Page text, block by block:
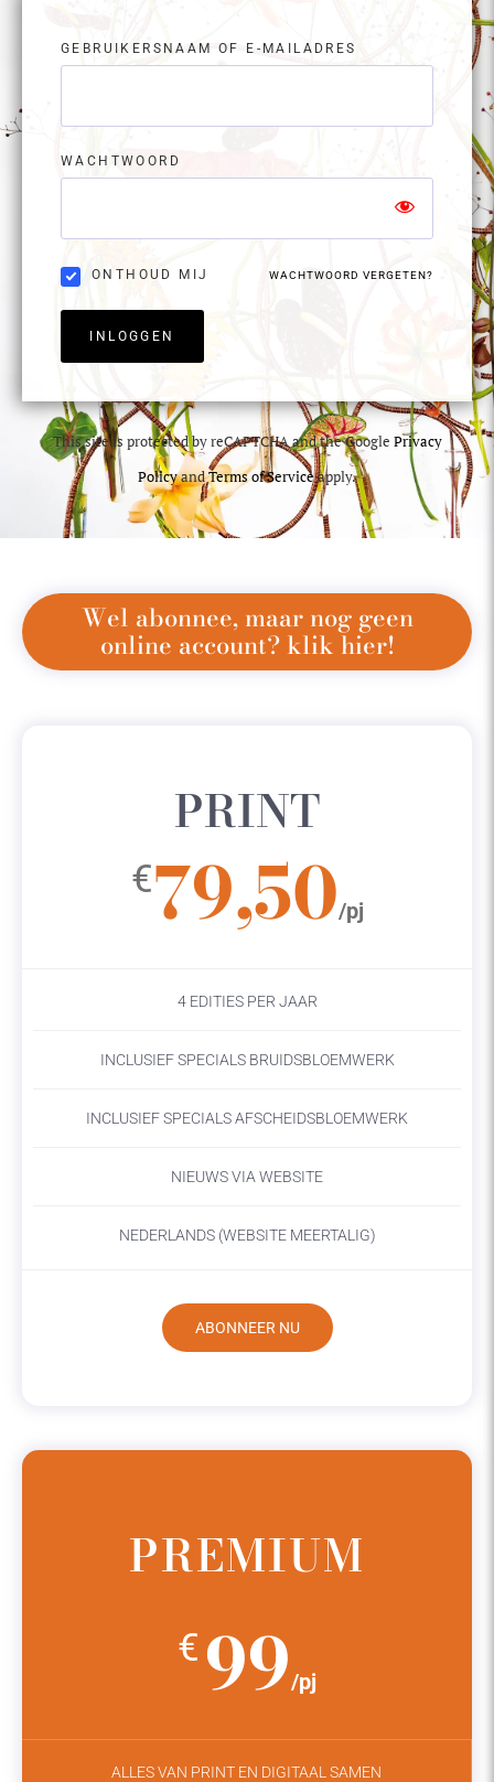
GEBRUIKERSNAAM OF E-MAILADRES
WACHTWOORD
ONTHOUD MIJ WACHTWOORD VERGETEN?
INLOGGEN
This site is protected by reCAPTCHA and the Google Privacy
PolicyandTerms of Serviceapply.
Wel abonnee, maar nog geen
online account? klik hier!
PRINT
€79,50/pj
4 EDITIES PER JAAR
INCLUSIEF SPECIALS BRUIDSBLOEMWERK
INCLUSIEF SPECIALS AFSCHEIDSBLOEMWERK
NIEUWS VIA WEBSITE
NEDERLANDS (WEBSITE MEERTALIG)
ABONNEER NU
PREMIUM
€ 99/pj
ALLES VAN PRINT EN DIGITAAL SAMEN